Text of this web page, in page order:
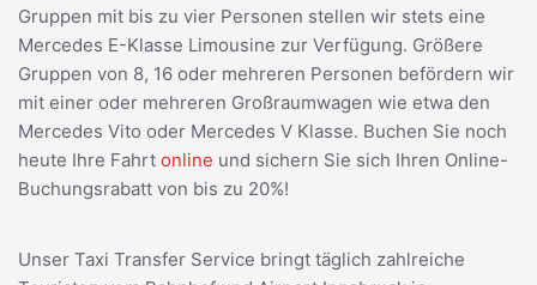
Gruppen mit bis zu vier Personen stellen wir stets eine
Mercedes E-Klasse Limousine zur Verfügung. Größere
Gruppen von 8, 16 oder mehreren Personen befördern wir
mit einer oder mehreren Großraumwagen wie etwa den
Mercedes Vito oder Mercedes V Klasse. Buchen Sie noch
heute Ihre Fahrt online und sichern Sie sich Ihren Online-
Buchungsrabatt von bis zu 20%!
Unser Taxi Transfer Service bringt täglich zahlreiche